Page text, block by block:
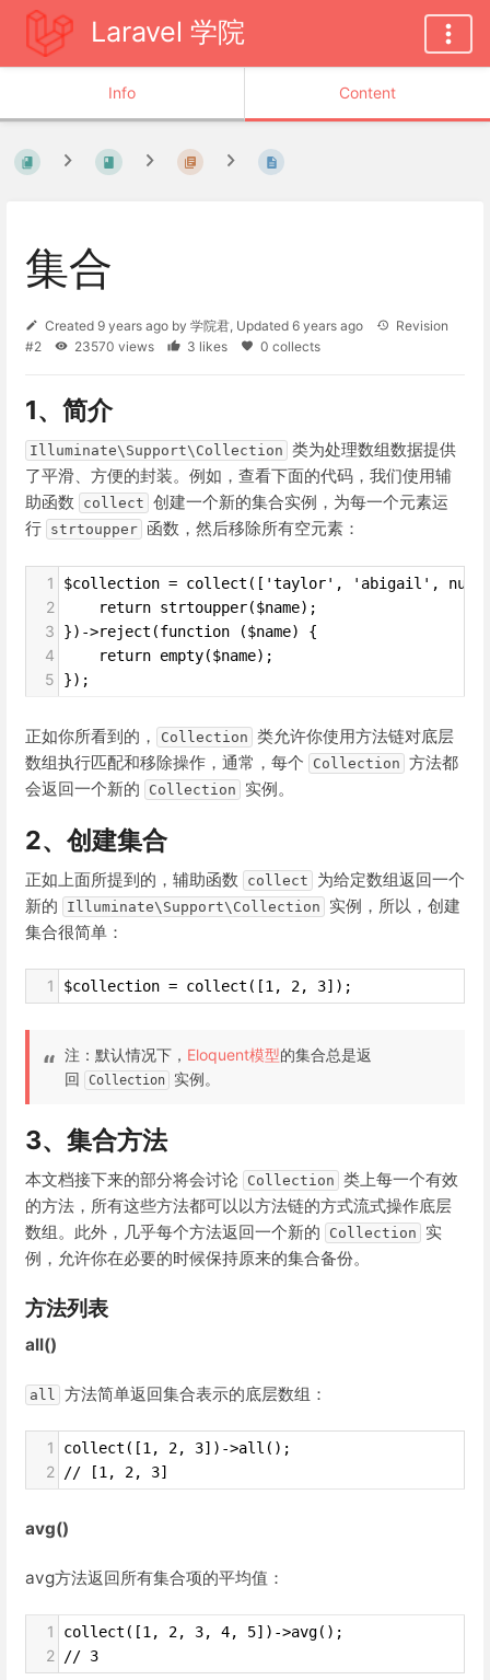
Laravel 学院
Info Content
集合
Created 9 years ago by 学院君, Updated 6 years ago
Revision
#2
23570 views 3 likes 0 collects
1、简介
Illuminate\Support\Collection 类为处理数组数据提供
了平滑、方便的封装。例如，查看下面的代码，我们使用辅
助函数
collect 创建一个新的集合实例，为每一个元素运
行 strtoupper 函数，然后移除所有空元素：
1 $collection = collect(['taylor', 'abigail', null])-
2
    return strtoupper($name);
3 })->reject(function ($name) {
4
    return empty($name);
5 });
正如你所看到的， Collection 类允许你使用方法链对底层
数组执行匹配和移除操作，通常，每个
Collection 方法都
会返回一个新的
Collection 实例。
2、创建集合
正如上面所提到的，辅助函数 collect
为给定数组返回一个
新的
Illuminate\Support\Collection
实例，所以，创建
集合很简单：
1 $collection = collect([1, 2, 3]);
注：默认情况下， Eloquent模型的集合总是返
回
Collection 实例。
3、集合方法
本文档接下来的部分将会讨论 Collection 类上每一个有效
的方法，所有这些方法都可以以方法链的方式流式操作底层
数组。此外，几乎每个方法返回一个新的
Collection
实
例，允许你在必要的时候保持原来的集合备份。
方法列表
all()
all 方法简单返回集合表示的底层数组：
1 collect([1, 2, 3])->all();
2 // [1, 2, 3]
avg()
avg方法返回所有集合项的平均值：
1 collect([1, 2, 3, 4, 5])->avg();
2 // 3